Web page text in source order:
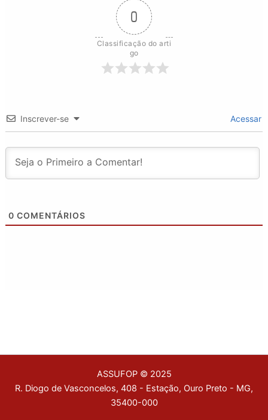
0
Classificação do arti
go
Inscrever-se Acessar
0 COMENTÁRIOS
ASSUFOP © 2025
R. Diogo de Vasconcelos, 408 - Estação, Ouro Preto - MG,
35400-000